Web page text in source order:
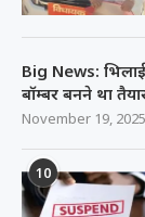
Big News:
बॉम्बर बनने था
November 19, 2025
10